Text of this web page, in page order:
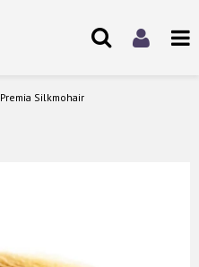
Premia Silkmohair